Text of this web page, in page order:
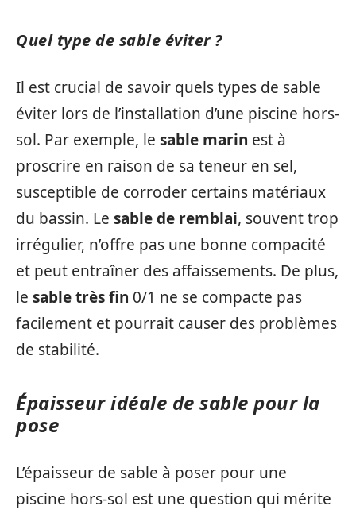
Quel type de sable éviter ?
Il est crucial de savoir quels types de sable
éviter lors de l’installation d’une piscine hors-
sol. Par exemple, le sable marin est à
proscrire en raison de sa teneur en sel,
susceptible de corroder certains matériaux
du bassin. Le sable de remblai, souvent trop
irrégulier, n’offre pas une bonne compacité
et peut entraîner des affaissements. De plus,
le sable très fin 0/1 ne se compacte pas
facilement et pourrait causer des problèmes
de stabilité.
Épaisseur idéale de sable pour la
pose
L’épaisseur de sable à poser pour une
piscine hors-sol est une question qui mérite